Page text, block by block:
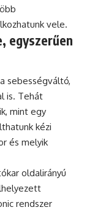
vele.
egyszerűen
sebességváltó,
is. Tehát
mint egy
kézi
és melyik
oldalirányú
rendszer